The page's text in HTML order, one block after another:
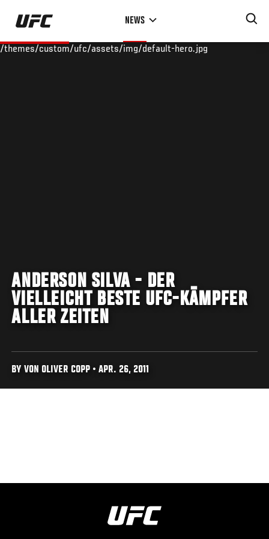
Skip
main
NEWS
/themes/custom/ufc/assets/img/default-hero.jpg
ANDERSON SILVA - DER
VIELLEICHT BESTE UFC-KÄMPFER
ALLER ZEITEN
BY VON OLIVER COPP • APR. 26, 2011